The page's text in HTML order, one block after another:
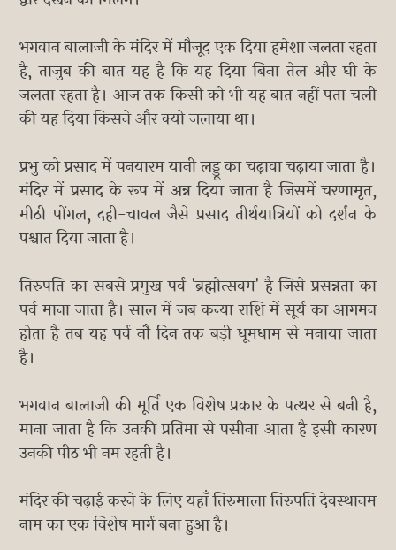
भगवान बालाजी के मंदिर में मौजूद एक दिया हमेशा जलता रहता
है, ताजुब की बात यह है कि यह दिया बिना तेल और घी के
जलता रहता है। आज तक किसी को भी यह बात नहीं पता चली
की यह दिया किसने और क्यो जलाया था।
प्रभु को प्रसाद में पनयारम यानी लड्डू का चढ़ावा चढ़ाया जाता है।
मंदिर में प्रसाद के रूप में अन्न दिया जाता है जिसमें चरणामृत,
मीठी पोंगल, दही-चावल जैसे प्रसाद तीर्थयात्रियों को दर्शन के
पश्चात दिया जाता है।
तिरुपति का सबसे प्रमुख पर्व 'ब्रह्मोत्सवम' है जिसे प्रसन्नता का
पर्व माना जाता है। साल में जब कन्या राशि में सूर्य का आगमन
होता है तब यह पर्व नौ दिन तक बड़ी धूमधाम से मनाया जाता
है।
भगवान बालाजी की मूर्ति एक विशेष प्रकार के पत्थर से बनी है,
माना जाता है कि उनकी प्रतिमा से पसीना आता है इसी कारण
उनकी पीठ भी नम रहती है।
मंदिर की चढ़ाई करने के लिए यहाँ तिरुमाला तिरुपति देवस्थानम
नाम का एक विशेष मार्ग बना हुआ है।